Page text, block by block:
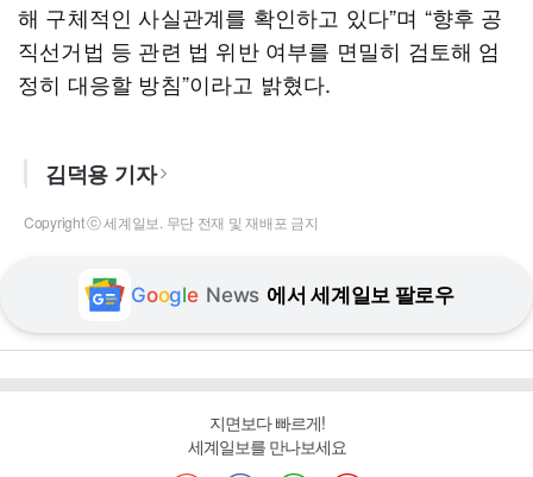
해 구체적인 사실관계를 확인하고 있다”며 “향후 공
직선거법 등 관련 법 위반 여부를 면밀히 검토해 엄
정히 대응할 방침”이라고 밝혔다.
김덕용 기자
Copyright ⓒ 세계일보. 무단 전재 및 재배포 금지
Google News 에서 세계일보 팔로우
지면보다 빠르게!
세계일보를 만나보세요